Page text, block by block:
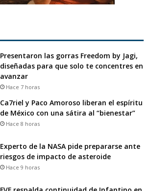
Presentaron las gorras Freedom by Jagi,
diseñadas para que solo te concentres en
avanzar
Hace 7 horas
Ca7riel y Paco Amoroso liberan el espíritu
de México con una sátira al “bienestar”
Hace 8 horas
Experto de la NASA pide prepararse ante
riesgos de impacto de asteroide
Hace 9 horas